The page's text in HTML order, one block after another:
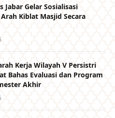
Jabar Gelar Sosialisasi
Kiblat Masjid Secara
Kerja Wilayah V Persistri
Bahas Evaluasi dan Program
Akhir